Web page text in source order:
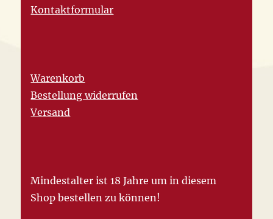
Kontaktformular
Warenkorb
Bestellung widerrufen
Versand
Mindestalter ist 18 Jahre um in diesem
Shop bestellen zu können!